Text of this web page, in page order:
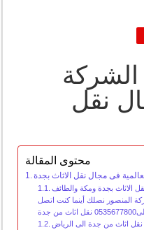
نقل
محتوى المقالة
فى مجال نقل الاثاث بجدة
الاثاث بجدة ومكة والطائف
المنصور نصلك أينما كنت اتصل
اثاث من جدة
نقل اثاث من جدة الى الرياض